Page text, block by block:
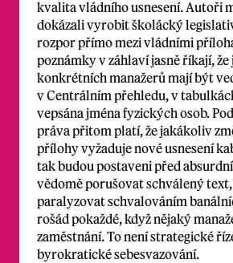
kvalita vládního usnesení. Autoři
dokázali vyrobit školácký
rozpor přímo mezi vládními
poznámky v záhlaví jasně říkají, že
konkrétních manažerů mají být
v Centrálním přehledu, v
vepsána jména fyzických osob.
práva přitom platí, že jakákoliv
přílohy vyžaduje nové usnesení
tak budou postaveni před
vědomě porušovat schválený
paralyzovat schvalováním
rošád pokaždé, když nějaký
zaměstnání. To není strategické
byrokratické sebesvazování.